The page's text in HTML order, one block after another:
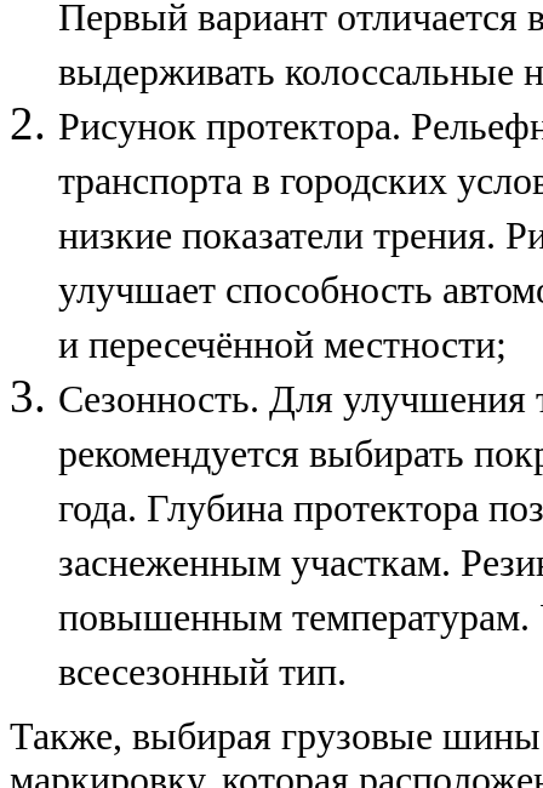
Первый вариант
выдерживать колоссальные
Рисунок протектора.
транспорта в городских
низкие показатели трения.
улучшает способность
и пересечённой местности;
Сезонность. Для улучшения
рекомендуется выбирать
года. Глубина протектора
заснеженным участкам.
повышенным температурам.
всесезонный тип.
Также, выбирая грузовые шины